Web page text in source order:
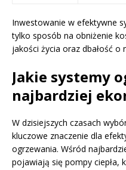
Inwestowanie w efektywne
tylko sposób na obniżenie
jakości życia oraz dbałość o
Jakie systemy
najbardziej
W dzisiejszych czasach
kluczowe znaczenie dla
ogrzewania. Wśród
pojawiają się pompy ciepła,